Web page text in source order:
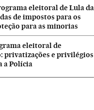
eleitoral de Lula da
de impostos para os
para as minorias
eleitoral de
privatizações e privilégios
a Polícia